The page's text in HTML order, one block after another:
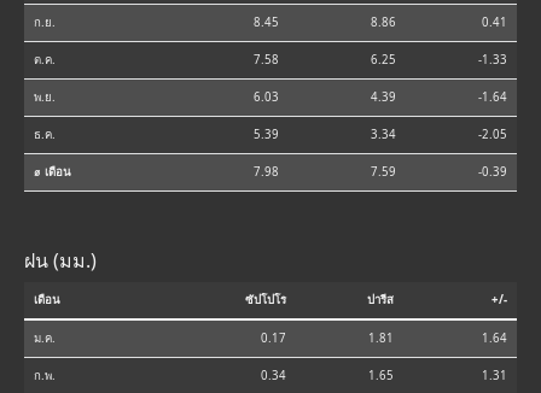
ก.ย. 8.45 8.86 0.41
ต.ค. 7.58 6.25 -1.33
พ.ย. 6.03 4.39 -1.64
ธ.ค. 5.39 3.34 -2.05
⌀ เดือน 7.98 7.59 -0.39
ฝน (มม.)
เดือน ซัปโปโร ปารีส +/-
ม.ค. 0.17 1.81 1.64
ก.พ. 0.34 1.65 1.31